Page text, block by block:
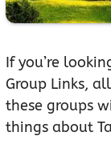
If you’re
Group Links,
these groups
things about